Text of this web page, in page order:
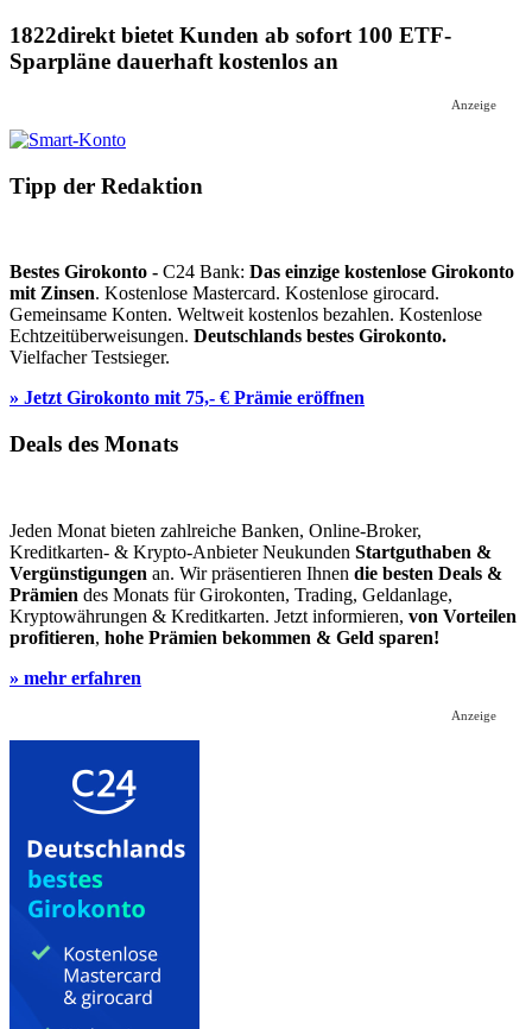
1822direkt bietet Kunden ab sofort 100 ETF-
Sparpläne dauerhaft kostenlos an
Anzeige
Tipp der Redaktion
Bestes Girokonto - C24 Bank: Das einzige kostenlose Girokonto
mit Zinsen. Kostenlose Mastercard. Kostenlose girocard.
Gemeinsame Konten. Weltweit kostenlos bezahlen. Kostenlose
Echtzeitüberweisungen. Deutschlands bestes Girokonto.
Vielfacher Testsieger.
» Jetzt Girokonto mit 75,- € Prämie eröffnen
Deals des Monats
Jeden Monat bieten zahlreiche Banken, Online-Broker,
Kreditkarten- & Krypto-Anbieter Neukunden Startguthaben &
Vergünstigungen an. Wir präsentieren Ihnen die besten Deals &
Prämien des Monats für Girokonten, Trading, Geldanlage,
Kryptowährungen & Kreditkarten. Jetzt informieren, von Vorteilen
profitieren, hohe Prämien bekommen & Geld sparen!
» mehr erfahren
Anzeige